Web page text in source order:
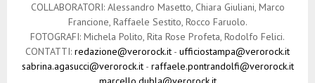
COLLABORATORI: Alessandro Masetto, Chiara Giuliani, Marco
Francione, Raffaele Sestito, Rocco Faruolo.
FOTOGRAFI: Michela Polito, Rita Rose Profeta, Rodolfo Felici.
CONTATTI: redazione@verorock.it - ufficiostampa@verorock.it
sabrina.agasucci@verorock.it- raffaele.pontrandolfi@verorock.it